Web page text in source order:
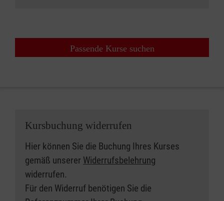
Passende Kurse suchen
Kursbuchung widerrufen
Hier können Sie die Buchung Ihres Kurses
gemäß unserer Widerrufsbelehrung
widerrufen.
Für den Widerruf benötigen Sie die